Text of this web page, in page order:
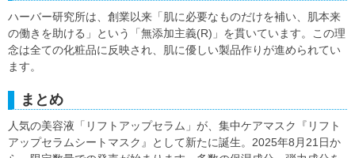
ハーバー研究所は、創業以来「肌に必要なものだけを補い、肌本来
の働きを助ける」という「無添加主義(R)」を貫いています。この理
念は全ての化粧品に反映され、肌に優しい製品作りが進められてい
ます。
まとめ
人気の美容液「リフトアップセラム」が、集中ケアマスク『リフト
アップセラムシートマスク』として新たに誕生。2025年8月21日か